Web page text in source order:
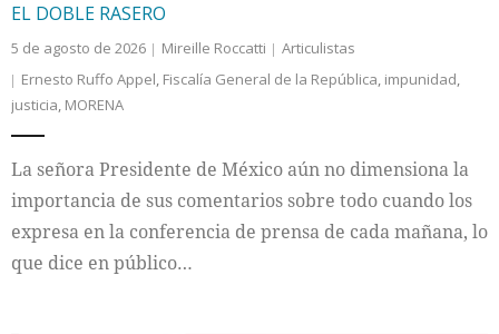
EL DOBLE RASERO
5 de agosto de 2026 Mireille Roccatti
Articulistas
Ernesto Ruffo Appel, Fiscalía General de la República, impunidad,
justicia, MORENA
La señora Presidente de México aún no dimensiona la
importancia de sus comentarios sobre todo cuando los
expresa en la conferencia de prensa de cada mañana, lo
que dice en público…